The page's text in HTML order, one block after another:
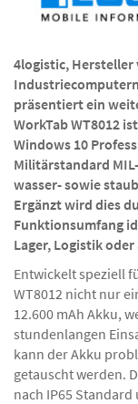
4logistic,
präsentiert ein
WorkTab WT8012
Windows 10
Militärstandard
wasser- sowie
Ergänzt wird dies
Funktionsumfang
Lager, Logistik
Entwickelt speziell
WT8012 nicht nur
12.600 mAh Akku,
stundenlangen
kann der Akku
getauscht werden.
nach IP65